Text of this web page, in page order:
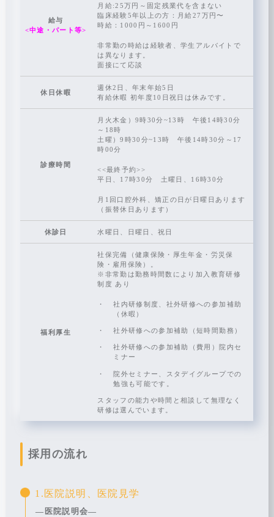
給与
<中途・パート等>
月給:25万円～固定残業代を含まない
臨床経験5年以上の方：月給27万円〜
時給：1000円～1600円
非常勤の時給は経験者、学生アルバイトで
は異なります。
面接にて応談
休日休暇
週休2日、年末年始5日
有給休暇 初年度10日祝日は休みです。
診療時間
月火木金）9時30分~13時 午後14時30分
～18時
土曜）9時30分~13時 午後14時30分～17
時00分
<<最終予約>>
平日、17時30分 土曜日、16時30分
月1回口腔外科、矯正の日が日曜日あります
（振替休日あります）
休診日 水曜日、日曜日、祝日
福利厚生
社保完備（健康保険・厚生年金・労災保
険・雇用保険）。
※非常勤は勤務時間数により加入教育研修
制度 あり
社内研修制度、社外研修への参加補助
（休暇）
社外研修への参加補助（短時間勤務）
社外研修への参加補助（費用）院内セ
ミナー
院外セミナー、スタデイグループでの
勉強も可能です。
スタッフの能力や時間と相談して無理なく
研修は選んでいます。
採用の流れ
1.医院説明、医院見学
―医院説明会―